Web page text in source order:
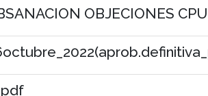
OBJECIONES